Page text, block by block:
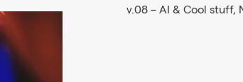
v.08 – AI & Cool stuff,